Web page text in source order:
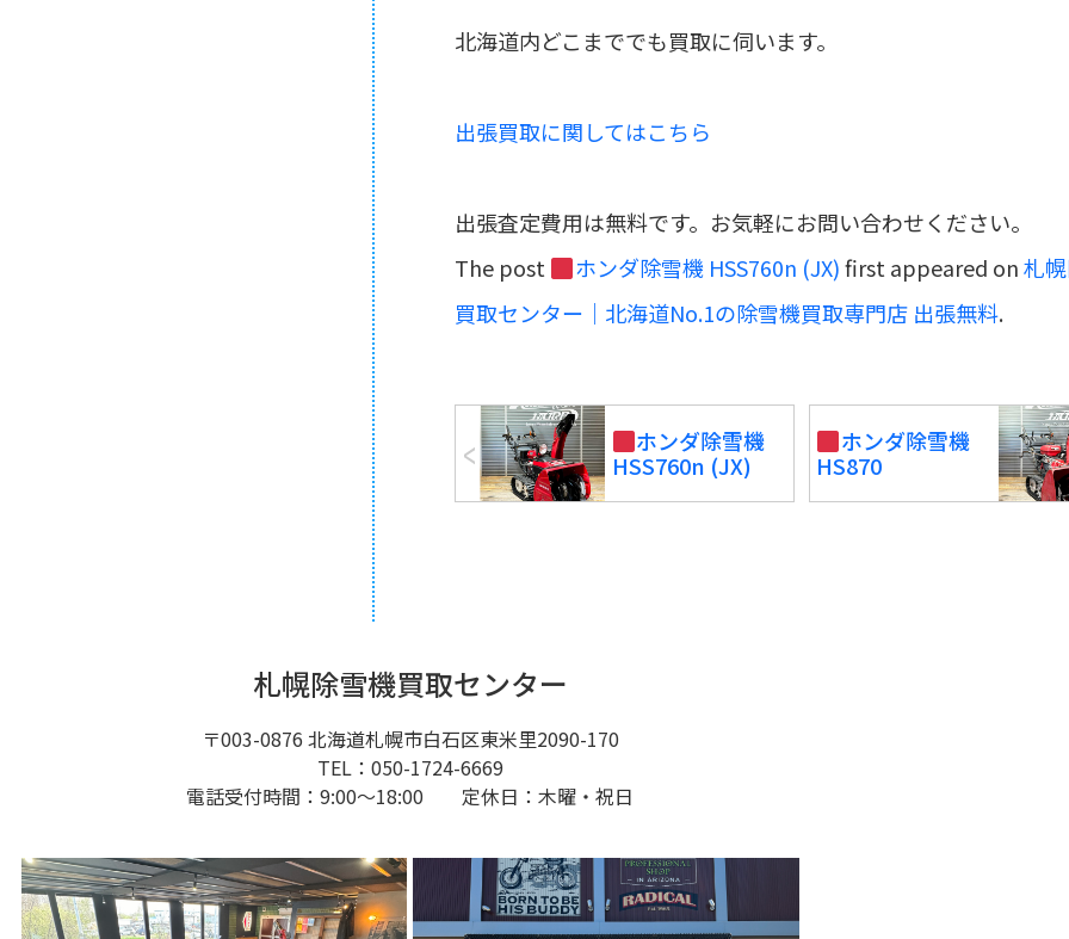
北海道内どこまででも買取に伺います。
出張買取に関してはこちら
出張査定費用は無料です。お気軽にお問い合わせください。
The post
ホンダ除雪機 HSS760n (JX)first appeared on札
買取センター｜北海道No.1の除雪機買取専門店 出張無料.
ホンダ除雪機
HSS760n (JX)
ホンダ除雪機
HS870
札幌除雪機買取センター
〒003-0876 北海道札幌市白石区東米里2090-170
TEL：050-1724-6669
電話受付時間：9:00～18:00 定休日：木曜・祝日